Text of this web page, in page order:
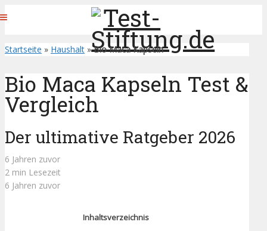
Startseite » Haushalt »Bio Maca Kapseln
Bio Maca Kapseln Test &
Vergleich
Der ultimative Ratgeber 2026
6 Jahren zuvor
2 min Lesezeit
6 Jahren zuvor
Inhaltsverzeichnis